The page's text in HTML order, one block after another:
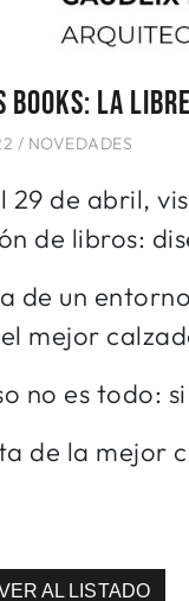
BOOKS: LA
/ NOVEDADES
29 de abril,
de libros:
de un
mejor
no es todo:
de la mejor
AL LISTADO